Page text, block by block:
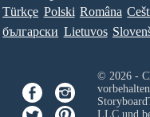
Türkçe Polski Româna
български Lietuvos
© 2026 -
vorbehalten.
LLCund